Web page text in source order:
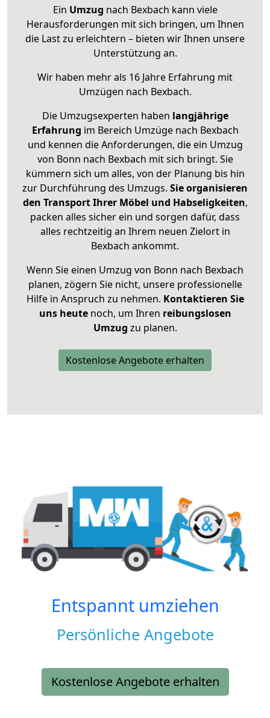
Ein Umzug nach Bexbach kann viele
Herausforderungen mit sich bringen, um Ihnen
die Last zu erleichtern – bieten wir Ihnen unsere
Unterstützung an.
Wir haben mehr als 16 Jahre Erfahrung mit
Umzügen nach Bexbach.
Die Umzugsexperten haben langjährige
Erfahrung im Bereich Umzüge nach Bexbach
und kennen die Anforderungen, die ein Umzug
von Bonn nach Bexbach mit sich bringt. Sie
kümmern sich um alles, von der Planung bis hin
zur Durchführung des Umzugs. Sie organisieren
den Transport Ihrer Möbel und Habseligkeiten,
packen alles sicher ein und sorgen dafür, dass
alles rechtzeitig an Ihrem neuen Zielort in
Bexbach ankommt.
Wenn Sie einen Umzug von Bonn nach Bexbach
planen, zögern Sie nicht, unsere professionelle
Hilfe in Anspruch zu nehmen. Kontaktieren Sie
uns heutenoch, um Ihren reibungslosen
Umzug zu planen.
Kostenlose Angebote erhalten
Entspannt umziehen
Persönliche Angebote
Kostenlose Angebote erhalten